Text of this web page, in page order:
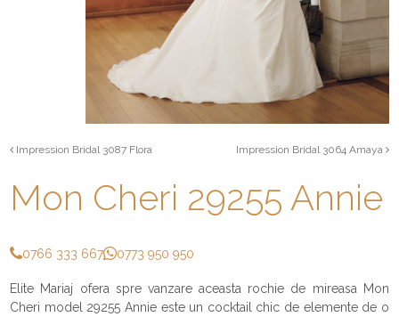
Impression Bridal 3087 Flora Impression Bridal 3064 Amaya
Mon Cheri 29255 Annie
0766 333 667 0773 950 950
Elite Mariaj ofera spre vanzare aceasta rochie de mireasa Mon
Cheri model 29255 Annie este un cocktail chic de elemente de o